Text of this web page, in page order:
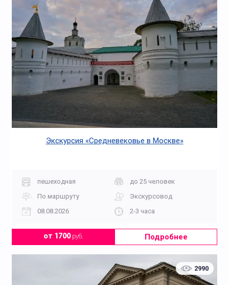
Экскурсия «Средневековье в Москве»
пешеходная
до 25 человек
По маршруту
Экскурсовод
08.08.2026
2-3 часа
от 1700руб. Подробнее
2990